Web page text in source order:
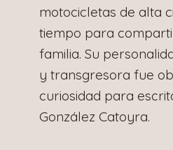
motocicletas de alta
tiempo para
familia. Su
y transgresora fue
curiosidad para
González Catoyra.